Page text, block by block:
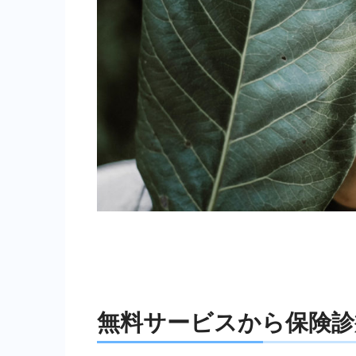
無料サービスから保険